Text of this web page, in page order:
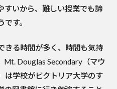
すいから、難しい授業でも諦
す。
きる時間が多く、時間も気持
Mt. Douglas Secondary（マウ
は学校がビクトリア大学のす